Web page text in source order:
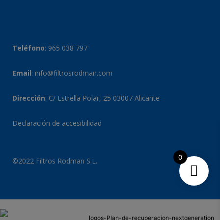
Teléfono: 965 038 797
Email: info@filtrosrodman.com
Dirección: C/ Estrella Polar, 25 03007 Alicante
Declaración de accesibilidad
©2022 Filtros Rodman S.L. 0